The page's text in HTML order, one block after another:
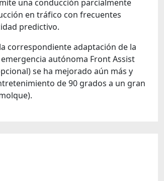
una conducción parcialmente
en tráfico con frecuentes
predictivo.
correspondiente adaptación de la
autónoma Front Assist
se ha mejorado aún más y
de 90 grados a un gran